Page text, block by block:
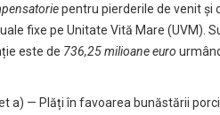
pentru pierderile de venit și
fixe pe Unitate Vită Mare (UVM).
este de 736,25 milioane euro
a) — Plăți în favoarea bunăstării